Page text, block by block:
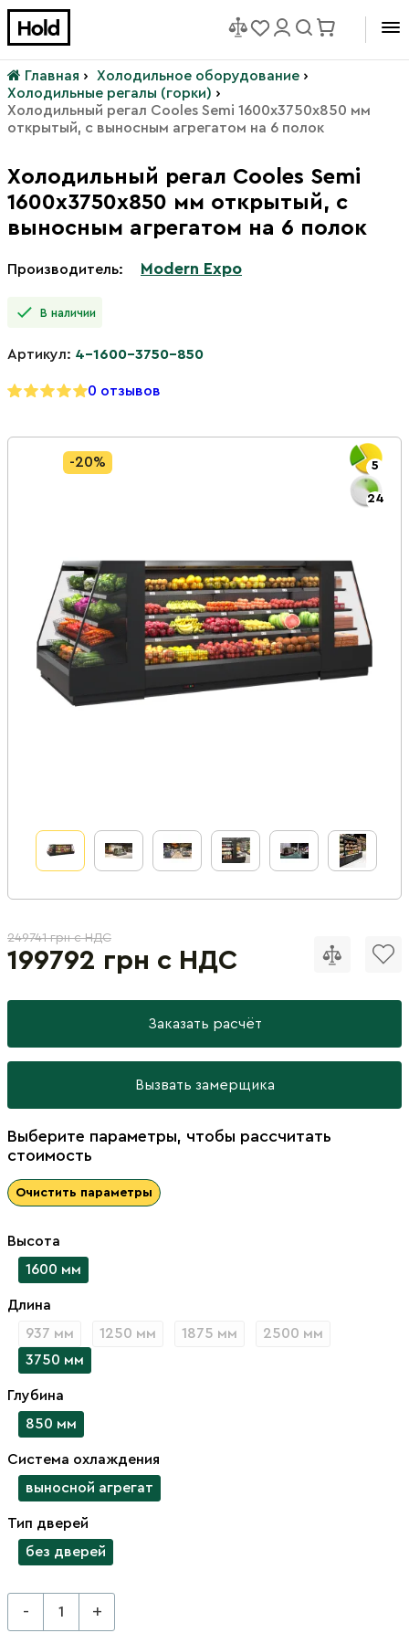
Главная › Холодильное оборудование ›
Холодильные регалы (горки) ›
Холодильный регал Cooles Semi 1600х3750х850 мм
открытый, с выносным агрегатом на 6 полок
Холодильный регал Cooles Semi
1600х3750х850 мм открытый, с
выносным агрегатом на 6 полок
Производитель: Modern Expo
В наличии
Артикул: 4-1600-3750-850
0 отзывов
-20% 5
24
249741 грн с НДС
199792 грн с НДС
Заказать расчёт
Вызвать замерщика
Выберите параметры, чтобы рассчитать
стоимость
Очистить параметры
Высота
1600 мм
Длина
937 мм
1250 мм 1875 мм
2500 мм
3750 мм
Глубина
850 мм
Система охлаждения
выносной агрегат
Тип дверей
без дверей
- +